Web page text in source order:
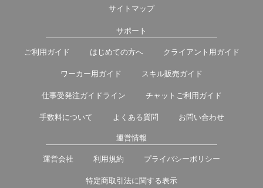
サイトマップ
サポート
ご利用ガイド はじめての方へ クライアント用ガイド
ワーカー用ガイド スキル販売ガイド
仕事受発注ガイドライン チャットご利用ガイド
手数料について よくある質問 お問い合わせ
運営情報
運営会社 利用規約 プライバシーポリシー
特定商取引法に関する表示